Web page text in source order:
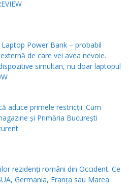
Laptop Power Bank – probabil
de care vei avea nevoie.
simultan, nu doar laptopul
aduce primele restricții. Cum
și Primăria București
rezidenți români din Occident. Ce
Germania, Franța sau Marea